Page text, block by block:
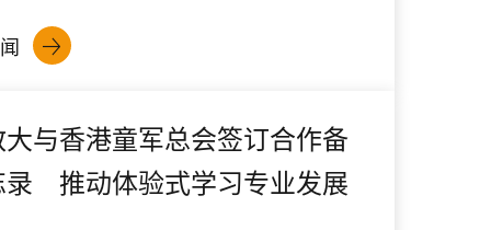
与香港童军总会签订合作备
录 推动体验式学习专业发展